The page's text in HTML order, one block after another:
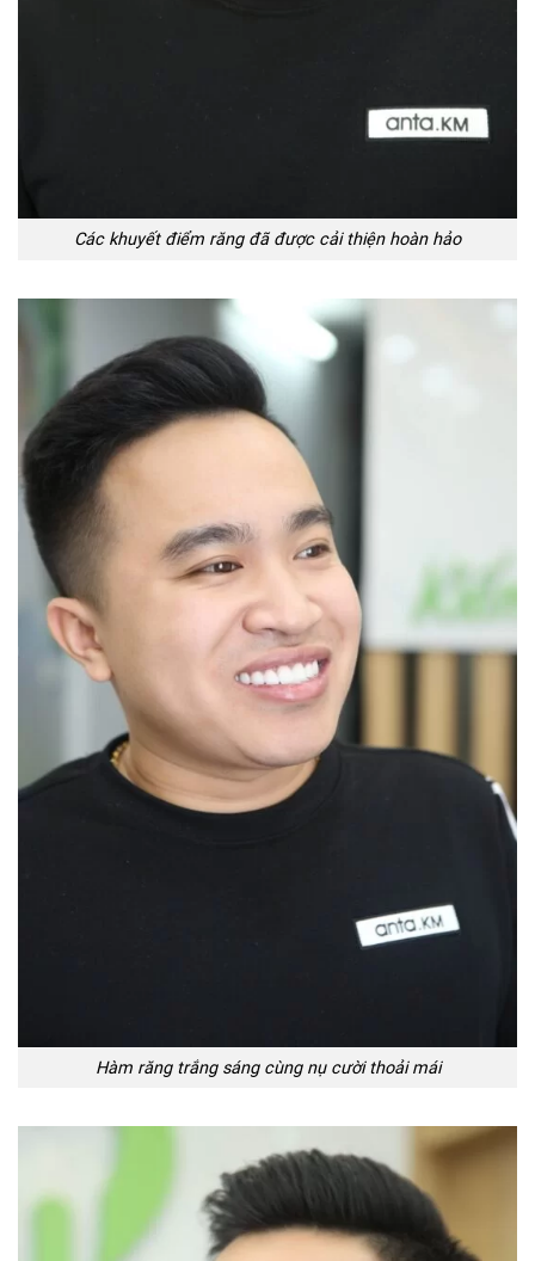
Các khuyết điểm răng đã được cải thiện hoàn hảo
Hàm răng trắng sáng cùng nụ cười thoải mái